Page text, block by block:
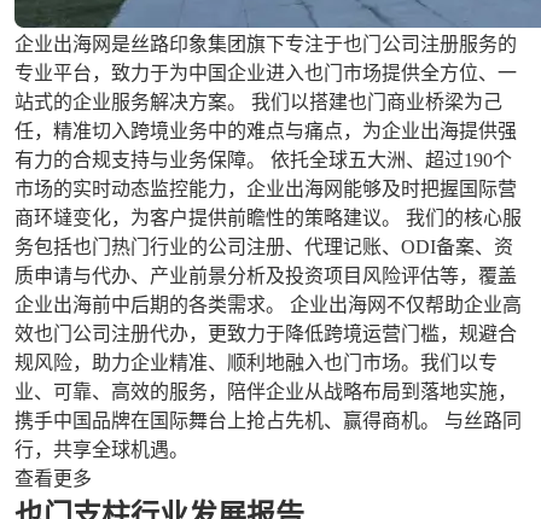
企业出海网是丝路印象集团旗下专注于也门公司注册服务的
专业平台，致力于为中国企业进入也门市场提供全方位、一
站式的企业服务解决方案。 我们以搭建也门商业桥梁为己
任，精准切入跨境业务中的难点与痛点，为企业出海提供强
有力的合规支持与业务保障。 依托全球五大洲、超过190个
市场的实时动态监控能力，企业出海网能够及时把握国际营
商环墶变化，为客户提供前瞻性的策略建议。 我们的核心服
务包括也门热门行业的公司注册、代理记账、ODI备案、资
质申请与代办、产业前景分析及投资项目风险评估等，覆盖
企业出海前中后期的各类需求。 企业出海网不仅帮助企业高
效也门公司注册代办，更致力于降低跨境运营门槛，规避合
规风险，助力企业精准、顺利地融入也门市场。我们以专
业、可靠、高效的服务，陪伴企业从战略布局到落地实施，
携手中国品牌在国际舞台上抢占先机、赢得商机。 与丝路同
行，共享全球机遇。
查看更多